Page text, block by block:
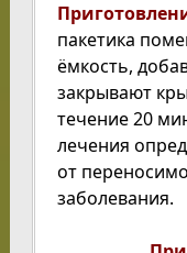
пакетика
ёмкость,
закрывают
течение 20
лечения
от
заболевания.